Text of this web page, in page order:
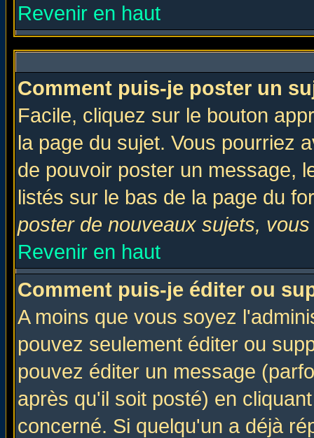
Revenir en haut
Comment puis-je poster un
Facile, cliquez sur le bouton
la page du sujet. Vous pourriez
de pouvoir poster un message,
listés sur le bas de la page du
poster de nouveaux sujets,
Revenir en haut
Comment puis-je éditer ou
A moins que vous soyez
pouvez seulement éditer ou
pouvez éditer un message
après qu'il soit posté) en
concerné. Si quelqu'un a déjà